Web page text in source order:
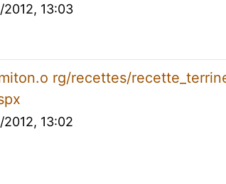
2012, 13:03
rg/recettes/
2012, 13:02